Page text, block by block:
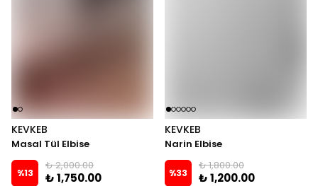
KEVKEB
Masal Tül Elbise
%13
₺ 2,000.00
₺ 1,750.00
KEVKEB
Narin Elbise
%33
₺ 1,800.00
₺ 1,200.00